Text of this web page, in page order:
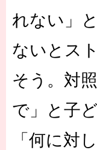
れない」
ないとス
そう。対
で」と子
「何に対